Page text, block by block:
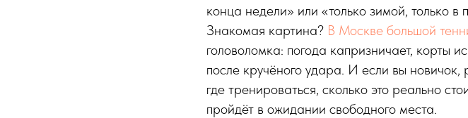
конца недели» или «только зимой, только
Знакомая картина? В Москве большой
головоломка: погода капризничает, корты
после кручёного удара. И если вы
где тренироваться, сколько это реально
пройдёт в ожидании свободного места.